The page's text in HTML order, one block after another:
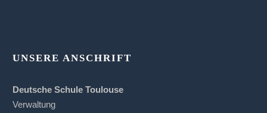
UNSERE ANSCHRIFT
Deutsche Schule Toulouse
Verwaltung